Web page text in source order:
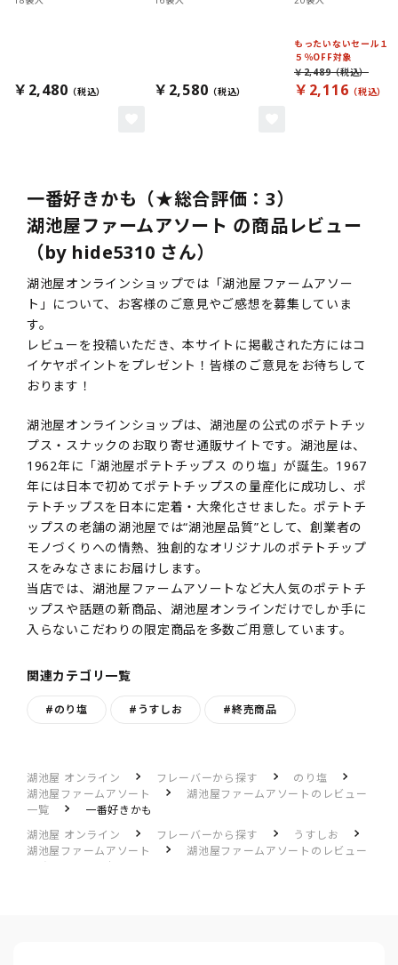
￥2,480 ￥2,580
もったいないセール１
５％OFF対象
￥2,116
￥2,489
一番好きかも（★総合評価：3）
湖池屋ファームアソート の商品レビュー
（by hide5310 さん）
湖池屋オンラインショップでは「湖池屋ファームアソー
ト」について、お客様のご意見やご感想を募集していま
す。
レビューを投稿いただき、本サイトに掲載された方にはコ
イケヤポイントをプレゼント！皆様のご意見をお待ちして
おります！
湖池屋オンラインショップは、湖池屋の公式のポテトチッ
プス・スナックのお取り寄せ通販サイトです。湖池屋は、
1962年に「湖池屋ポテトチップス のり塩」が誕生。1967
年には日本で初めてポテトチップスの量産化に成功し、ポ
テトチップスを日本に定着・大衆化させました。ポテトチ
ップスの老舗の湖池屋では“湖池屋品質”として、創業者の
モノづくりへの情熱、独創的なオリジナルのポテトチップ
スをみなさまにお届けします。
当店では、湖池屋ファームアソートなど大人気のポテトチ
ップスや話題の新商品、湖池屋オンラインだけでしか手に
入らないこだわりの限定商品を多数ご用意しています。
関連カテゴリ一覧
#のり塩 #うすしお #終売商品
湖池屋 オンライン フレーバーから探す
のり塩
湖池屋ファームアソート
湖池屋ファームアソートのレビュー
一覧
一番好きかも
湖池屋 オンライン
フレーバーから探す
うすしお
湖池屋ファームアソート
湖池屋ファームアソートのレビュー
一番好きかも